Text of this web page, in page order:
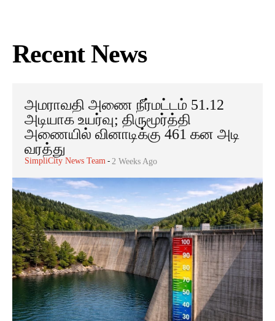
Recent News
அமராவதி அணை நீர்மட்டம் 51.12
அடியாக உயர்வு; திருமூர்த்தி
அணையில் வினாடிக்கு 461 கன அடி
வரத்து
SimpliCity News Team - 2 Weeks Ago